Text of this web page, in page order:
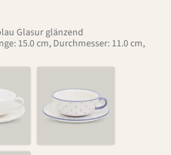
Glasur glänzend
15.0 cm, Durchmesser: 11.0 cm,